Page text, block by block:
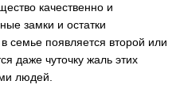
качественно и
замки и остатки
семье появляется второй или
даже чуточку жаль этих
людей.